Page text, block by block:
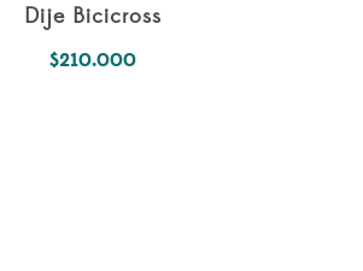
Dije Bicicross
$210.000